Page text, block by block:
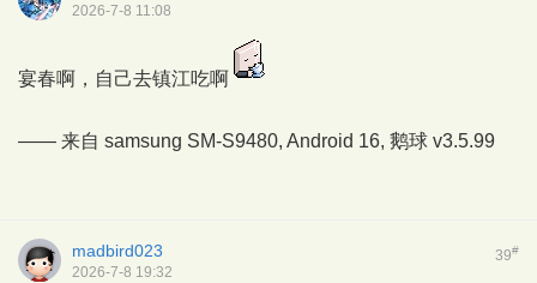
2026-7-8 11:08
宴春啊，自己去镇江吃啊
—— 来自 samsung SM-S9480, Android 16, 鹅球 v3.5.99
39#
madbird023
2026-7-8 19:32